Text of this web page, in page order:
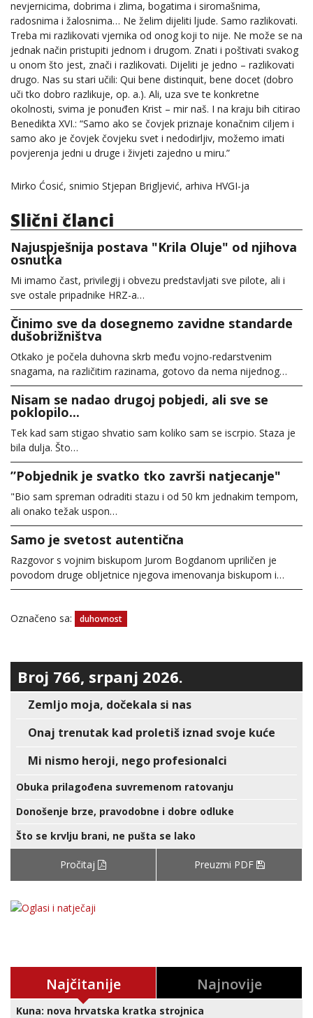
nevjernicima, dobrima i zlima, bogatima i siromašnima,
radosnima i žalosnima… Ne želim dijeliti ljude. Samo razlikovati.
Treba mi razlikovati vjernika od onog koji to nije. Ne može se na
jednak način pristupiti jednom i drugom. Znati i poštivati svakog
u onom što jest, znači i razlikovati. Dijeliti je jedno – razlikovati
drugo. Nas su stari učili: Qui bene distinquit, bene docet (dobro
uči tko dobro razlikuje, op. a.). Ali, uza sve te konkretne
okolnosti, svima je ponuđen Krist – mir naš. I na kraju bih citirao
Benedikta XVI.: “Samo ako se čovjek priznaje konačnim ciljem i
samo ako je čovjek čovjeku svet i nedodirljiv, možemo imati
povjerenja jedni u druge i živjeti zajedno u miru.”
Mirko Ćosić, snimio Stjepan Brigljević, arhiva HVGI-ja
Slični članci
Najuspješnija postava "Krila Oluje" od njihova
osnutka
Mi imamo čast, privilegij i obvezu predstavljati sve pilote, ali i
sve ostale pripadnike HRZ-a…
Činimo sve da dosegnemo zavidne standarde
dušobrižništva
Otkako je počela duhovna skrb među vojno-redarstvenim
snagama, na različitim razinama, gotovo da nema nijednog…
Nisam se nadao drugoj pobjedi, ali sve se
poklopilo...
Tek kad sam stigao shvatio sam koliko sam se iscrpio. Staza je
bila dulja. Što…
”Pobjednik je svatko tko završi natjecanje"
"Bio sam spreman odraditi stazu i od 50 km jednakim tempom,
ali onako težak uspon…
Samo je svetost autentična
Razgovor s vojnim biskupom Jurom Bogdanom upriličen je
povodom druge obljetnice njegova imenovanja biskupom i…
Označeno sa: duhovnost
Broj 766, srpanj 2026.
Zemljo moja, dočekala si nas
Onaj trenutak kad proletiš iznad svoje kuće
Mi nismo heroji, nego profesionalci
Obuka prilagođena suvremenom ratovanju
Donošenje brze, pravodobne i dobre odluke
Što se krvlju brani, ne pušta se lako
Pročitaj Preuzmi PDF
Najčitanije Najnovije
Kuna: nova hrvatska kratka strojnica